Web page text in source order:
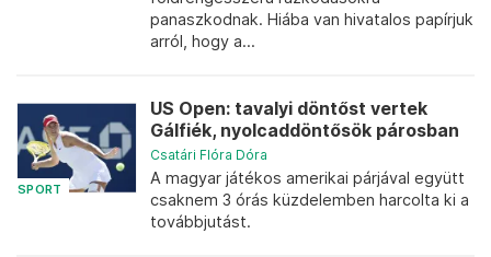
panaszkodnak. Hiába van hivatalos papírjuk
arról, hogy a...
SPORT
US Open: tavalyi döntőst vertek
Gálfiék, nyolcaddöntősök párosban
Csatári Flóra Dóra
A magyar játékos amerikai párjával együtt
csaknem 3 órás küzdelemben harcolta ki a
továbbjutást.